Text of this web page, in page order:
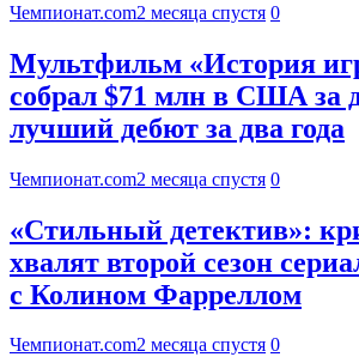
Чемпионат.com2 месяца спустя 0
Мультфильм «История
собрал $71 млн в США за
лучший дебют за два года
Чемпионат.com2 месяца спустя 0
«Стильный детектив»:
хвалят второй сезон
с Колином Фарреллом
Чемпионат.com2 месяца спустя 0